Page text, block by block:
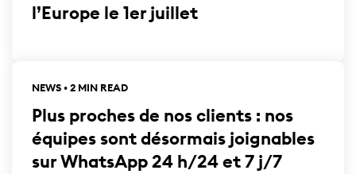
l’Europe le 1er juillet
NEWS • 2 MIN READ
Plus proches de nos clients : nos
équipes sont désormais joignables
sur WhatsApp 24 h/24 et 7 j/7